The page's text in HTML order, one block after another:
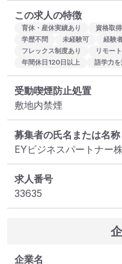
この求人の特徴
育休・産休実績あり 資格取
学歴不問
未経験可 経験
フレックス制度あり
リモー
年間休日120日以上
語学力
受動喫煙防止処置
敷地内禁煙
募集者の氏名または名称
EYビジネスパートナー
求人番号
33635
企業名